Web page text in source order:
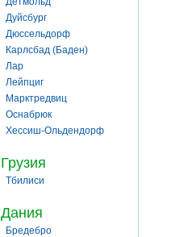
Дуйсбург
Дюссельдорф
Карлсбад (Баден)
Лар
Лейпциг
Марктредвиц
Оснабрюк
Хессиш-Ольдендорф
Грузия
Тбилиси
Дания
Бредебро